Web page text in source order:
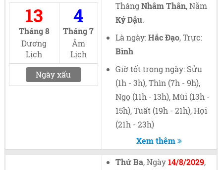
13
Tháng 8
Dương
Lịch
4
Tháng 7
Âm
Lịch
Ngày xấu
Tháng Nhâm Thân, Năm
Kỷ Dậu.
Là ngày:Hắc Đạo, Trực:
Bình
Giờ tốt trong ngày: Sửu
(1h - 3h), Thìn (7h - 9h),
Ngọ (11h - 13h), Mùi (13h -
15h), Tuất (19h - 21h), Hợi
(21h - 23h)
Xem thêm
Thứ Ba, Ngày14/8/2029,